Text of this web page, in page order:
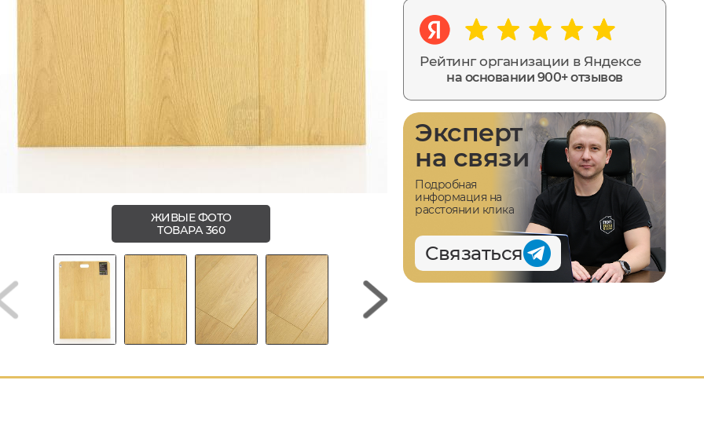
ЖИВЫЕ ФОТО
ТОВАРА 360
Рейтинг организации в Яндексе
на основании 900+ отзывов
Эксперт
на связи
Подробная
информация на
расстоянии клика
Связаться